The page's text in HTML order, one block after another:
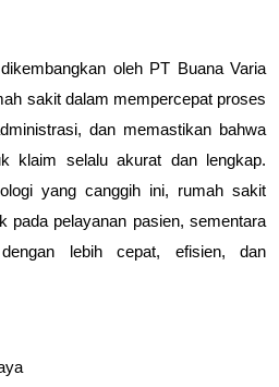
oleh PT Buana Varia
sakit dalam mempercepat proses
dan memastikan bahwa
klaim selalu akurat dan lengkap.
yang canggih ini, rumah sakit
pada pelayanan pasien, sementara
lebih cepat, efisien, dan